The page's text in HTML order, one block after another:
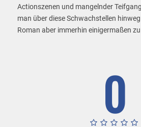
Actionszenen und mangelnder
man über diese Schwachstellen
Roman aber immerhin einigermaßen
0